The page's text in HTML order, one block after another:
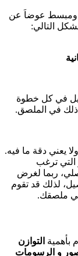
ومبسط عوضاَ عن
التالي:
في كل خطوة
ذلك في الملصق.
يعني دقة ما فيه.
التي ترغب
ربما لغرض
لذلك قد تقوم
ملصقك.
بأهمية التوازن
و الرسومات